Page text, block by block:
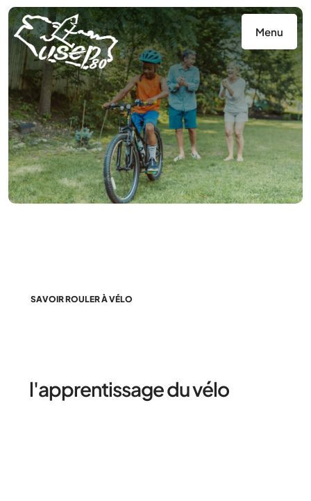
Menu
SAVOIR ROULER À VÉLO
l'apprentissage du vélo
Panneau de gestion des cookies